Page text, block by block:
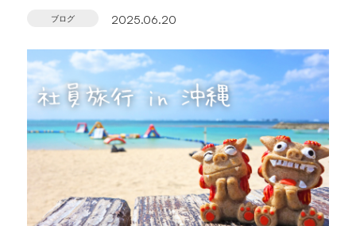
ブログ 2025.06.20